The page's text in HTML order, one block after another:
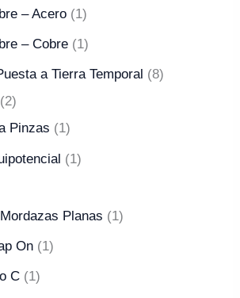
– Acero
1
– Cobre 1
a Tierra Temporal
8
2
Pinzas
1
1
Planas
1
On 1
C 1